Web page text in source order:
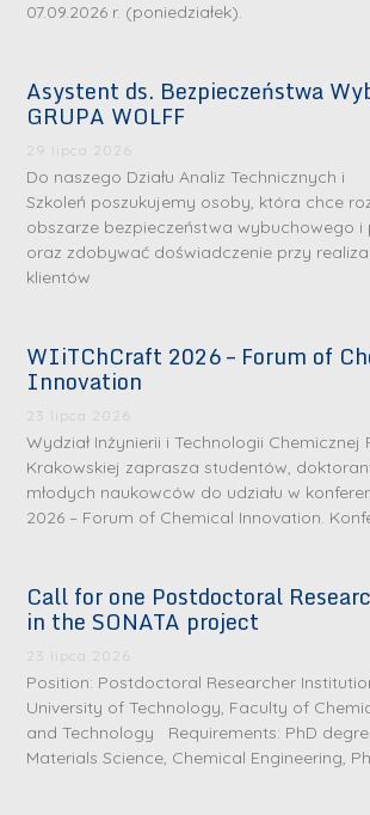
07.09.2026 r. (poniedziałek).
Asystent ds. Bezpieczeństwa
GRUPA WOLFF
29 lipca 2026
Do naszego Działu Analiz Technicznych i
Szkoleń poszukujemy osoby, która chce
obszarze bezpieczeństwa wybuchowego i
oraz zdobywać doświadczenie przy
klientów
WIiTChCraft 2026 – Forum of
Innovation
23 lipca 2026
Wydział Inżynierii i Technologii Chemicznej
Krakowskiej zaprasza studentów,
młodych naukowców do udziału w
2026 – Forum of Chemical Innovation.
Call for one Postdoctoral
in the SONATA project
23 lipca 2026
Position: Postdoctoral Researcher
University of Technology, Faculty of
and Technology Requirements: PhD
Materials Science, Chemical Engineering,